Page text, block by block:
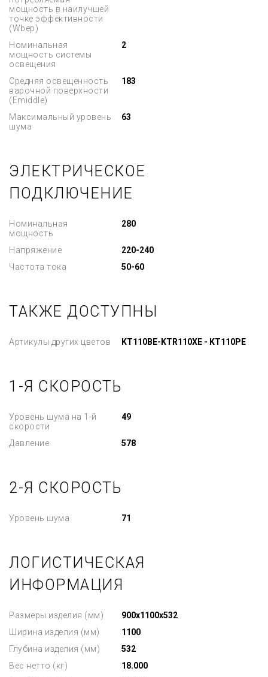
мощность в наилучшей
точке эффективности
(Wbep)
Номинальная
мощность системы
освещения
2
Средняя освещенность
варочной поверхности
(Emiddle)
183
Максимальный уровень
шума
63
ЭЛЕКТРИЧЕСКОЕ
ПОДКЛЮЧЕНИЕ
Номинальная
мощность
280
Напряжение
220-240
Частота тока
50-60
ТАКЖЕ ДОСТУПНЫ
Артикулы других цветов KT110BE-KTR110XE - KT110PE
1-Я СКОРОСТЬ
Уровень шума на 1-й
скорости
49
Давление 578
2-Я СКОРОСТЬ
Уровень шума 71
ЛОГИСТИЧЕСКАЯ
ИНФОРМАЦИЯ
Размеры изделия (мм)
900x1100x532
Ширина изделия (мм)
1100
Глубина изделия (мм)
532
Вес нетто (кг)
18.000